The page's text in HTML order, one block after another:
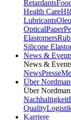
Retardants
Health Care
Lubricants
OpticalPaper
Elastomers
Silicone
News &
News &
NewsPresse
Über
Über
Nachhaltigkeit
Quality
Karriere